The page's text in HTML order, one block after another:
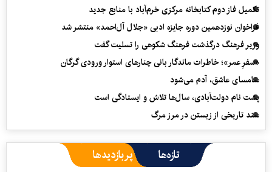
تکمیل فاز دوم کتابخانه مرکزی خرم‌آباد با منابع جدید
فراخوان نوزدهمین دوره جایزه ادبی «جلال آل‌احمد» منتشر شد
وزیر فرهنگ درگذشت فرهنگ شکوهی را تسلیت گفت
«سفرِ عمر»؛ خاطرات ماندگار بانی چنارهای استوار ورودی گرگان
سامسای عاشق، آدم می‌شود
پشت نام دولت‌آبادی، سال‌ها تلاش و ایستادگی است
سند تاریخی از زیستن در مرز مرگ
تازه‌ها پربازدیدها